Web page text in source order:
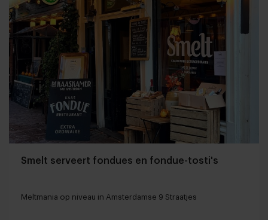
Smelt serveert fondues en fondue-tosti's
Meltmania op niveau in Amsterdamse 9 Straatjes